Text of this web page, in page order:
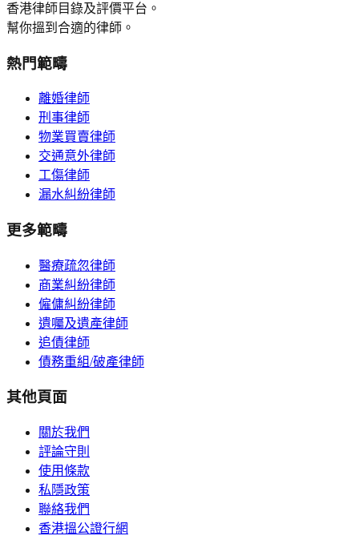
香港律師目錄及評價平台。
幫你搵到合適的律師。
熱門範疇
離婚律師
刑事律師
物業買賣律師
交通意外律師
工傷律師
漏水糾紛律師
更多範疇
醫療疏忽律師
商業糾紛律師
僱傭糾紛律師
遺囑及遺產律師
追債律師
債務重組/破產律師
其他頁面
關於我們
評論守則
使用條款
私隱政策
聯絡我們
香港搵公證行網